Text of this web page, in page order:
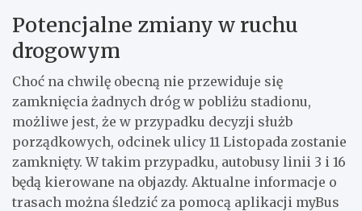
Potencjalne zmiany w ruchu
drogowym
Choć na chwilę obecną nie przewiduje się
zamknięcia żadnych dróg w pobliżu stadionu,
możliwe jest, że w przypadku decyzji służb
porządkowych, odcinek ulicy 11 Listopada zostanie
zamknięty. W takim przypadku, autobusy linii 3 i 16
będą kierowane na objazdy. Aktualne informacje o
trasach można śledzić za pomocą aplikacji myBus